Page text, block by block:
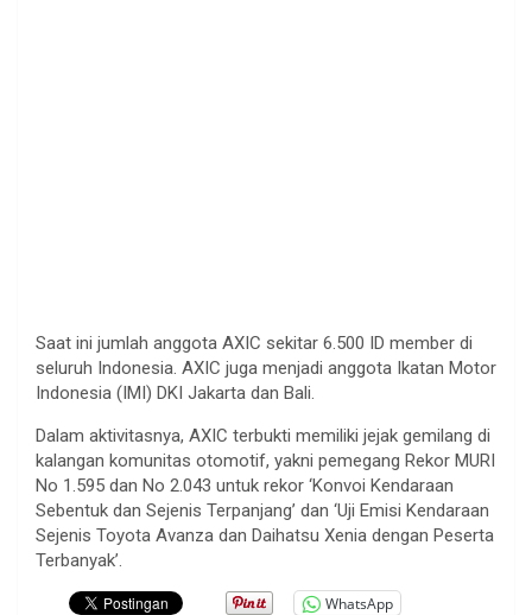
Saat ini jumlah anggota AXIC sekitar 6.500 ID member di
seluruh Indonesia. AXIC juga menjadi anggota Ikatan Motor
Indonesia (IMI) DKI Jakarta dan Bali.
Dalam aktivitasnya, AXIC terbukti memiliki jejak gemilang di
kalangan komunitas otomotif, yakni pemegang Rekor MURI
No 1.595 dan No 2.043 untuk rekor ‘Konvoi Kendaraan
Sebentuk dan Sejenis Terpanjang’ dan ‘Uji Emisi Kendaraan
Sejenis Toyota Avanza dan Daihatsu Xenia dengan Peserta
Terbanyak’.
WhatsApp